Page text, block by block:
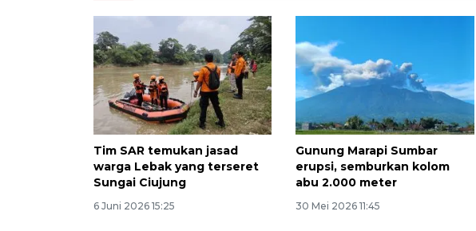
Tim SAR temukan jasad
warga Lebak yang terseret
Sungai Ciujung
6 Juni 2026 15:25
Gunung Marapi Sumbar
erupsi, semburkan kolom
abu 2.000 meter
30 Mei 2026 11:45